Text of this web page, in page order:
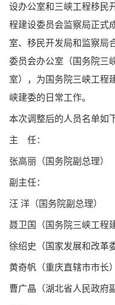
设办公室和三峡工程移民
程建设委员会监察局正式
室、移民开发局和监察局
委员会办公室（国务院三
室），为国务院三峡工程
峡建委的日常工作。
本次调整后的人员名单如下
主 任：
张高丽（国务院副总理）
副主任：
汪 洋（国务院副总理）
聂卫国（国务院三峡工程
徐绍史（国家发展和改革
黄奇帆（重庆直辖市市长）
曹广晶（湖北省人民政府